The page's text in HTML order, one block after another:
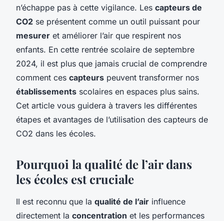
n’échappe pas à cette vigilance. Les capteurs de
CO2 se présentent comme un outil puissant pour
mesurer et améliorer l’air que respirent nos
enfants. En cette rentrée scolaire de septembre
2024, il est plus que jamais crucial de comprendre
comment ces capteurs peuvent transformer nos
établissements scolaires en espaces plus sains.
Cet article vous guidera à travers les différentes
étapes et avantages de l’utilisation des capteurs de
CO2 dans les écoles.
Pourquoi la qualité de l’air dans
les écoles est cruciale
Il est reconnu que la qualité de l’air influence
directement la concentration et les performances